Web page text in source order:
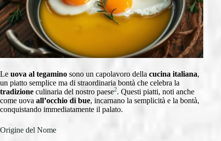
Le uova al tegamino sono un capolavoro della cucina italiana,
un piatto semplice ma di straordinaria bontà che celebra la
tradizione culinaria del nostro paese2. Questi piatti, noti anche
come uova all’occhio di bue, incarnano la semplicità e la bontà,
conquistando immediatamente il palato.
Origine del Nome